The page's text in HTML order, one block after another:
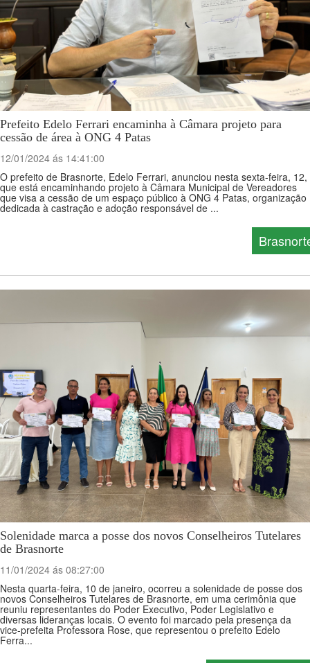
Prefeito Edelo Ferrari encaminha à Câmara projeto para
cessão de área à ONG 4 Patas
12/01/2024 ás 14:41:00
O prefeito de Brasnorte, Edelo Ferrari, anunciou nesta sexta-feira, 12,
que está encaminhando projeto à Câmara Municipal de Vereadores
que visa a cessão de um espaço público à ONG 4 Patas, organização
dedicada à castração e adoção responsável de ...
Solenidade marca a posse dos novos Conselheiros Tutelares
de Brasnorte
11/01/2024 ás 08:27:00
Nesta quarta-feira, 10 de janeiro, ocorreu a solenidade de posse dos
novos Conselheiros Tutelares de Brasnorte, em uma cerimônia que
reuniu representantes do Poder Executivo, Poder Legislativo e
diversas lideranças locais. O evento foi marcado pela presença da
vice-prefeita Professora Rose, que representou o prefeito Edelo
Ferra...